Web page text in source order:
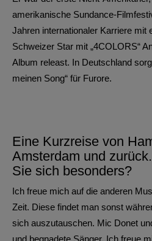
amerikanische Sundance-
Jahren internationaler Karriere mit
Schweizer Star mit „4COLORS“
Album releast. In Deutschland
meinen Song“ für Furore.
Eine Kurzreise von
Amsterdam und
Sie sich besonders?
Ich freue mich auf die anderen
Zeit. Diese findet man sonst
sich auszutauschen. Mic Donet